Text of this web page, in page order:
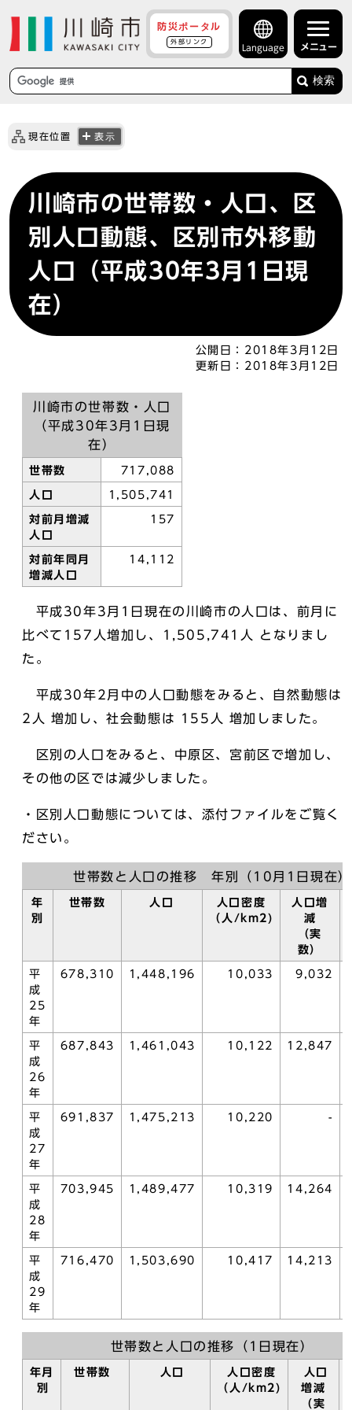
防災ポータル
外部リンク
Language メニュー
検索
現在位置 表示
川崎市の世帯数・人口、区
別人口動態、区別市外移動
人口（平成30年3月1日現
在）
公開日： 2018年3月12日
更新日： 2018年3月12日
川崎市の世帯数・人口
（平成30年3月1日現
在）
世帯数 717,088
人口 1,505,741
対前月増減
人口
157
対前年同月
増減人口
14,112
平成30年3月1日現在の川崎市の人口は、前月に
比べて157人増加し、1,505,741人 となりまし
た。
平成30年2月中の人口動態をみると、自然動態は
2人 増加し、社会動態は 155人 増加しました。
区別の人口をみると、中原区、宮前区で増加し、
その他の区では減少しました。
・区別人口動態については、添付ファイルをご覧く
ださい。
世帯数と人口の推移 年別（10月1日現在）
年
別
世帯数 人口
人口密度
（人/km2)
人口増
減
（実
数）
平
成
25
年
678,310 1,448,196 10,033 9,032
平
成
26
年
687,843 1,461,043 10,122 12,847
平
成
27
年
691,837 1,475,213 10,220 -
平
成
28
年
703,945 1,489,477 10,319 14,264
平
成
29
年
716,470 1,503,690 10,417 14,213
世帯数と人口の推移（1日現在）
年月
別
世帯数 人口
人口密度
（人/km2)
人口
増減
（実